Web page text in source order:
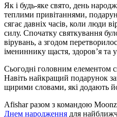
Як і будь-яке свято, день
теплими привітаннями,
сягає давніх часів, коли люди
силу. Спочатку святкування
вірувань, а згодом
імениннику щастя, здоров’я та
Сьогодні головним елементом
Навіть найкращий подарунок
щирими словами, які додають
Afishar разом з командою
Днем народження для